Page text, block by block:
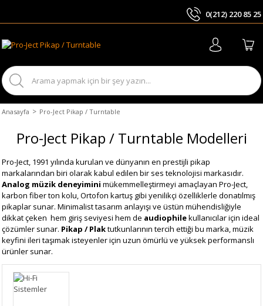
0(212) 220 85 25
Anasayfa Pro-Ject Pikap / Turntable
Pro-Ject Pikap / Turntable Modelleri
Pro-Ject, 1991 yılında kurulan ve dünyanın en prestijli pikap
markalarından biri olarak kabul edilen bir ses teknolojisi markasıdır.
Analog müzik deneyimini mükemmelleştirmeyi amaçlayan Pro-Ject,
karbon fiber ton kolu, Ortofon kartuş gibi yenilikçi özelliklerle donatılmış
pikaplar sunar. Minimalist tasarım anlayışı ve üstün mühendisliğiyle
dikkat çeken hem giriş seviyesi hem de audiophilekullanıcılar için ideal
çözümler sunar. Pikap / Plaktutkunlarının tercih ettiği bu marka, müzik
keyfini ileri taşımak isteyenler için uzun ömürlü ve yüksek performanslı
ürünler sunar.